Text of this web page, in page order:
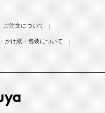
ご注文について
かけ紙・包装について